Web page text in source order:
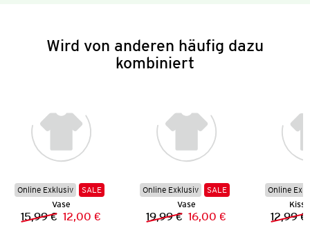
Wird von anderen häufig dazu
kombiniert
Online Exklusiv
SALE
Vase
Vorheriger Preis:
15,99 € Neuer Preis:
12,00 €
Online Exklusiv
SALE
Vase
Vorheriger Preis:
19,99 € Neuer Preis:
16,00 €
Online
12,99 €